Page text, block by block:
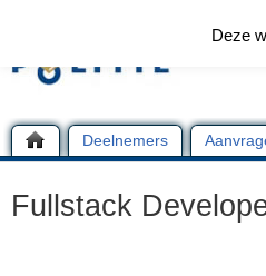
Deelnemers
Fullstack
Deze